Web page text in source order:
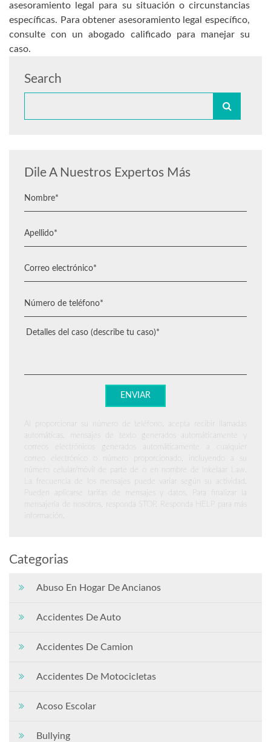
asesoramiento legal para su situación o circunstancias
específicas. Para obtener asesoramiento legal específico,
consulte con un abogado calificado para manejar su
caso.
Search
Dile A Nuestros Expertos Más
Al proporcionar su número de teléfono, acepta recibir llamadas
automáticas, mensajes de texto generados automáticamente y
correos electrónicos generados automáticamente a cualquier
correo electrónico o número proporcionado, incluyendo a su
número celular/móvil de parte de o en nombre de Inkelaar Law.
La frecuencia de los mensajes puede variar según su actividad.
Pueden aplicarse tarifas de mensajes y datos. Para finalizar la
mensajería de nosotros, responda STOP. Responda HELP para más
información.
Categorias
Abuso En Hogar De Ancianos
Accidentes De Auto
Accidentes De Camion
Accidentes De Motocicletas
Acoso Escolar
Bullying